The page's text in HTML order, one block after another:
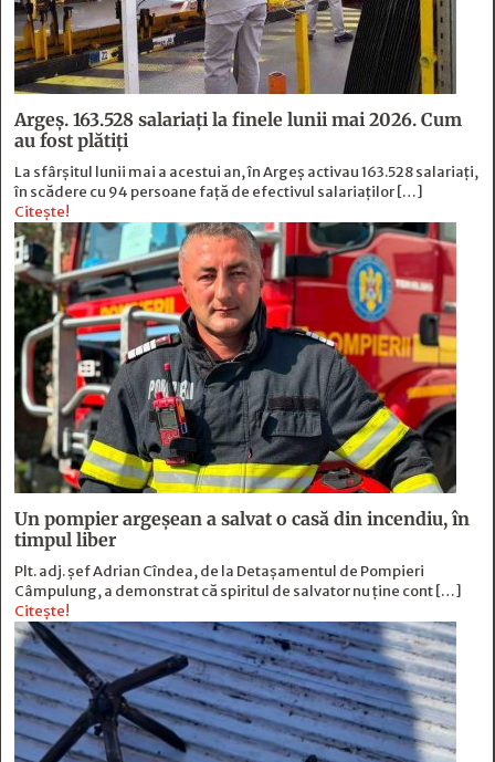
Argeș. 163.528 salariați la finele lunii mai 2026. Cum
au fost plătiți
La sfârșitul lunii mai a acestui an, în Argeş activau 163.528 salariați,
în scădere cu 94 persoane faţă de efectivul salariaţilor […]
Citește!
Un pompier argeșean a salvat o casă din incendiu, în
timpul liber
Plt. adj. șef Adrian Cîndea, de la Detașamentul de Pompieri
Câmpulung, a demonstrat că spiritul de salvator nu ține cont […]
Citește!